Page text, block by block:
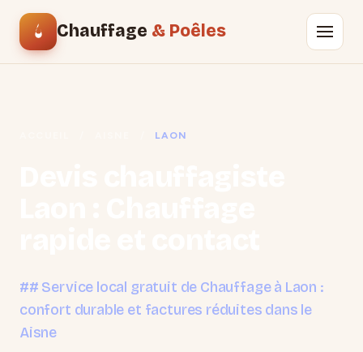
Chauffage & Poêles
LAON
## Service local gratuit de Chauffage à Laon :
confort durable et factures réduites dans le
Aisne